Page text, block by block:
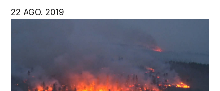
22 AGO. 2019